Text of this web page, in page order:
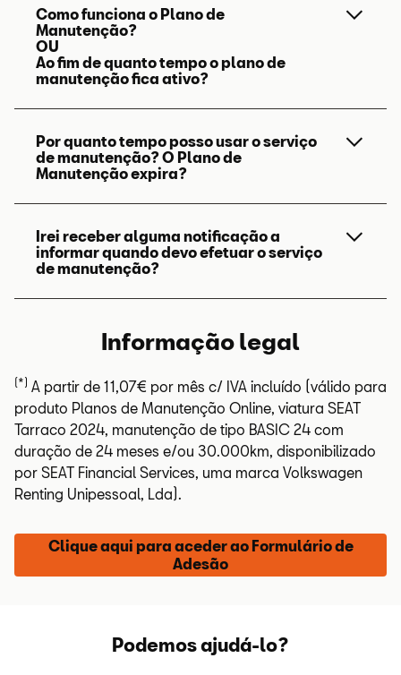
Basta contactar o apoio ao clientes do
Volkswagen Financial
https://www.vwfs.pt/contactos.html
Poderá ter uma taxa adicional associada.
Como funciona o Plano de
Manutenção?
OU
Ao fim de quanto tempo o plano de
manutenção fica ativo?
Após adquirir o plano de manutenção,
existe um processo de validação de
finalizado.
Após este processo estar concluído, pode
dirigir-se a um Reparador Autorizado da
plano selecionado.
Por quanto tempo posso usar o serviço
de manutenção? O Plano de
Manutenção expira?
Os planos de manutençãoonlinesão
pensados para incluir uma determinada
a sua viatura.
O plano termina quando atingindo um dos
fatores subscritos (prazo ou quilómetros)
e utilizadas as quantidades subscritas.
Irei receber alguma notificação a
informar quando devo efetuar o serviço
de manutenção?
Deve receber uma notificação no painel
do seu carro com a informação
necessária, podendo antecipar em 2.000
km ou 1 mês.
Informação legal
(*) A partir de 11,07€ por mês c/ IVA incluído (válido para
produto Planos de Manutenção Online , viatura SEAT
Tarraco 2024, manutenção de tipo BASIC 24 com
duração de 24 meses e/ou 30.000km, disponibilizado
por SEAT Financial Services , uma marca Volkswagen
Renting Unipessoal, Lda).
Clique aqui para aceder ao Formulário de
Adesão
Podemos ajudá-lo?